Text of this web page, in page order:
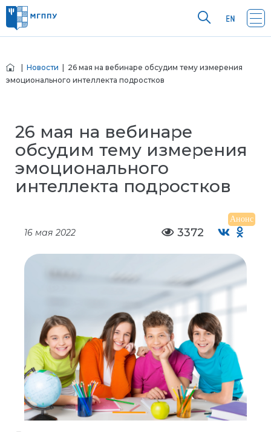
Новости | 26 мая на вебинаре обсудим тему измерения
эмоционального интеллекта подростков
26 мая на вебинаре
обсудим тему измерения
эмоционального
интеллекта подростков
Анонс
16 мая 2022 3372